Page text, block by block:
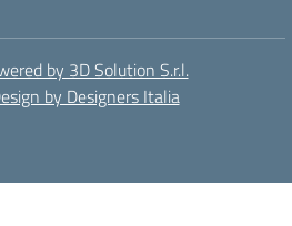
by 3D Solution S.r.l.
by Designers Italia